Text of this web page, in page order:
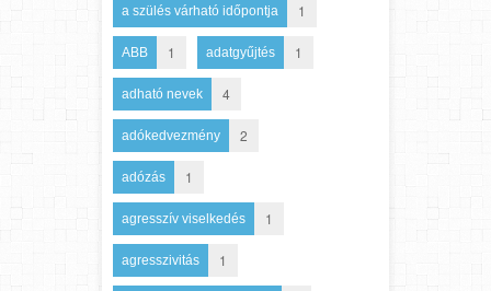
a szülés várható időpontja 1
ABB 1 adatgyűjtés 1
adható nevek 4
adókedvezmény 2
adózás 1
agresszív viselkedés 1
agresszivitás 1